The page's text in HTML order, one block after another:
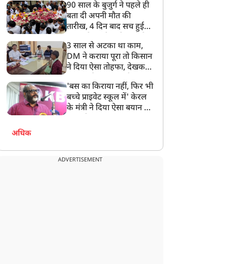
90 साल के बुजुर्ग ने पहले ही
बता दी अपनी मौत की
तारीख, 4 दिन बाद सच हुई
साथ निकाली अंतिम यात्रा
3 साल से अटका था काम,
DM ने कराया पूरा तो किसान
ने दिया ऐसा तोहफा, देखकर
अनमोल कुछ नहीं
'बस का किराया नहीं, फिर भी
बच्चे प्राइवेट स्कूल में' केरल
के मंत्री ने दिया ऐसा बयान की
अधिक
ADVERTISEMENT